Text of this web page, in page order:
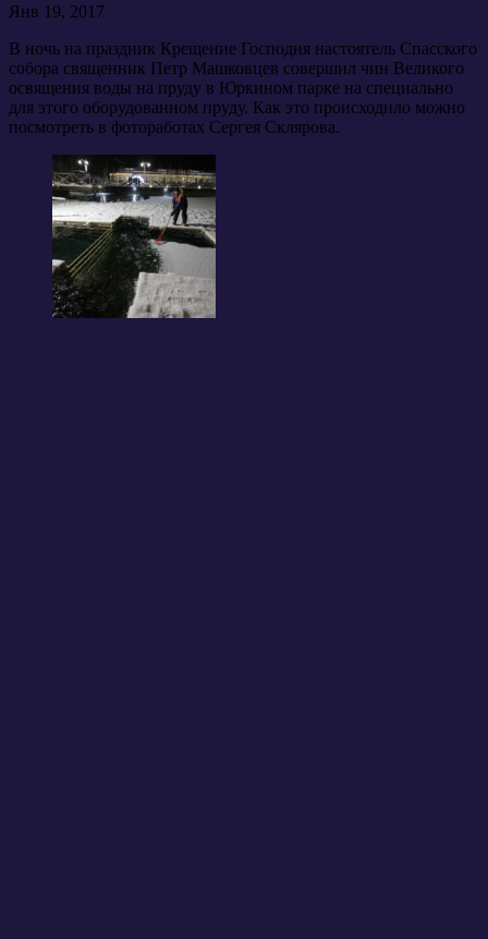
Янв 19, 2017
В ночь на праздник Крещение Господня настоятель Спасского
собора священник Петр Машковцев совершил чин Великого
освящения воды на пруду в Юркином парке на специально
для этого оборудованном пруду. Как это происходило можно
посмотреть в фотоработах Сергея Склярова.